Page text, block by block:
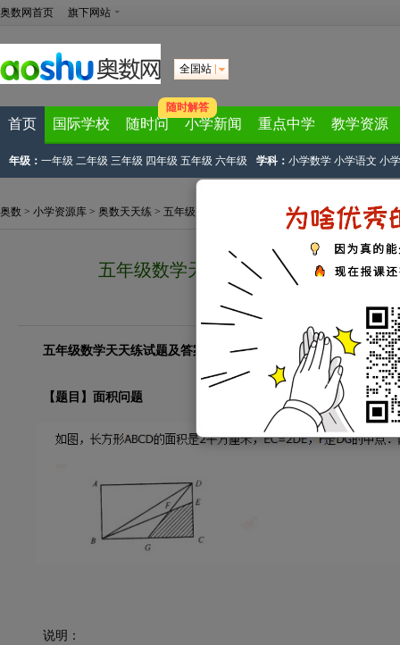
奥数网首页 旗下网站
全国站
首页 国际学校 随时问
随时解答
小学新闻 重点中学 教学资源
年级： 一年级 二年级 三年级 四年级 五年级 六年级 学科： 小学数学 小学语文 小
奥数 > 小学资源库 > 奥数天天练 > 五年级奥数天天练 文章列表> 正文
五年级数学天天练试题及答案
2023-05-21 13:56:32 下载试卷
五年级数学天天练试题及答案
【题目】面积问题
说明：